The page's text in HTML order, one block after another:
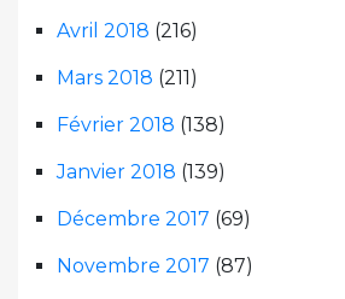
Avril 2018 (216)
Mars 2018 (211)
Février 2018 (138)
Janvier 2018 (139)
Décembre 2017 (69)
Novembre 2017 (87)